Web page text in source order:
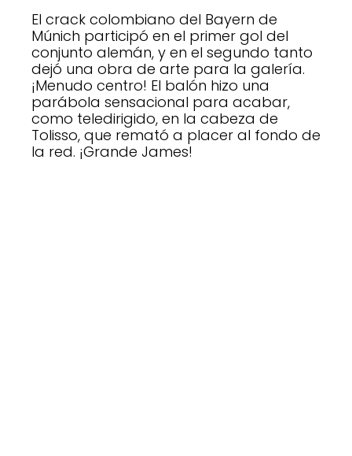
El crack colombiano del Bayern de
Múnich participó en el primer gol del
conjunto alemán, y en el segundo tanto
dejó una obra de arte para la galería.
¡Menudo centro! El balón hizo una
parábola sensacional para acabar,
como teledirigido, en la cabeza de
Tolisso, que remató a placer al fondo de
la red. ¡Grande James!